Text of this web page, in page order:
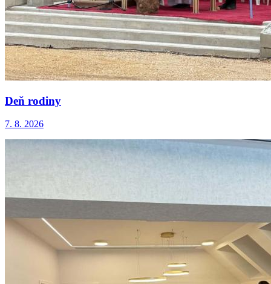
Deň rodiny
7. 8. 2026